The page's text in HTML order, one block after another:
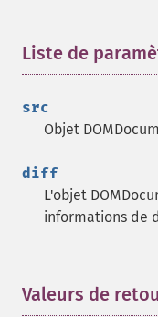
Liste de
src
Objet
diff
L'objet
informations de
Valeurs de